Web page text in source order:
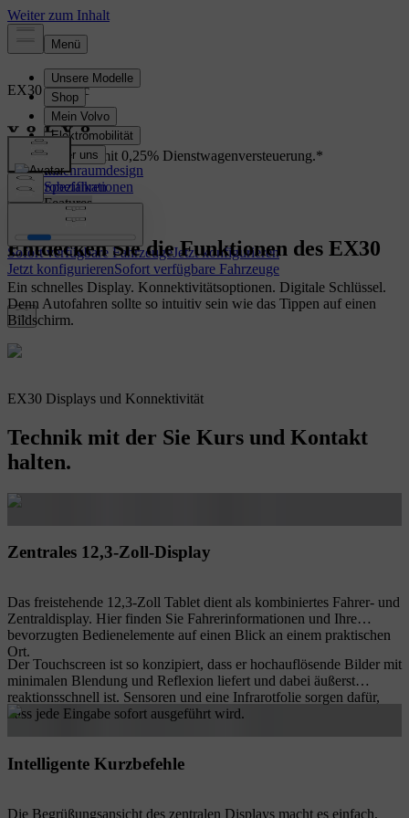
EX30 Electric
Übersicht
Innenraumdesign
Spezifikationen
Features
Sofort verfügbare FahrzeugeJetzt konfigurieren
Jetzt konfigurierenSofort verfügbare Fahrzeuge
EX30 erleben - mit 0,25% Dienstwagenversteuerung.*
Jetzt Probefahren
Entdecken Sie die Funktionen des EX30
Ein schnelles Display. Konnektivitätsoptionen. Digitale Schlüssel.
Denn Autofahren sollte so intuitiv sein wie das Tippen auf einen
Bildschirm.
EX30 Displays und Konnektivität
Technik mit der Sie Kurs und Kontakt
halten.
Zentrales 12,3-Zoll-Display
Das freistehende 12,3-Zoll Tablet dient als kombiniertes Fahrer- und
Zentraldisplay. Hier finden Sie Fahrerinformationen und Ihre
bevorzugten Bedienelemente auf einen Blick an einem praktischen
Ort.
Der Touchscreen ist so konzipiert, dass er hochauflösende Bilder mit
minimalen Blendung und Reflexion liefert und dabei äußerst
reaktionsschnell ist. Sensoren und eine Infrarotfolie sorgen dafür,
dass jede Eingabe sofort ausgeführt wird.
Intelligente Kurzbefehle
Die Begrüßungsansicht des zentralen Displays macht es einfach,